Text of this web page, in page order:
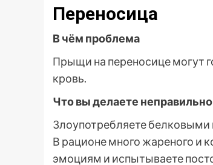
Переносица
В чём проблема
Прыщи на переносице могут
кровь.
Что вы делаете неправильно
Злоупотребляете
В рационе много жареного и
эмоциям и испытываете